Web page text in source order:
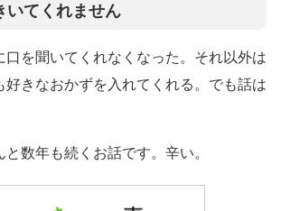
いてくれません
口を聞いてくれなくなった。それ以外は
好きなおかずを入れてくれる。でも話は
数年も続くお話です。辛い。